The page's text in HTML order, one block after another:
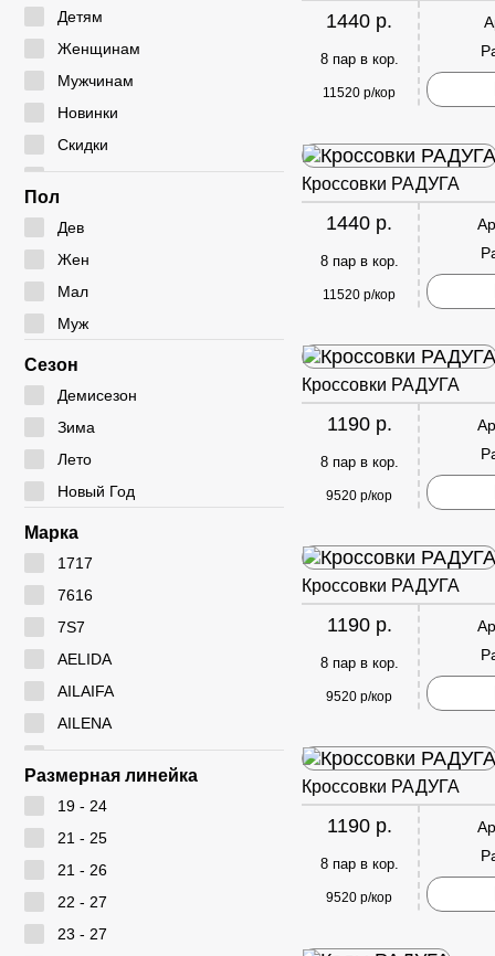
Сабо
Сандалии
Детям
Женщинам
Мужчинам
Новинки
Скидки
Сумки
Пол
Дев
Жен
Мал
Муж
Сезон
Демисезон
Зима
Лето
Новый Год
Марка
1717
7616
7S7
AELIDA
AILAIFA
AILENA
Ameiyida
AOWEI
Размерная линейка
19 - 24
21 - 25
21 - 26
22 - 27
23 - 27
1440 р.
8 пар в кор.
11520 р/кор
Кроссовки РАДУГА
1440 р.
8 пар в кор.
11520 р/кор
Кроссовки РАДУГА
1190 р.
8 пар в кор.
9520 р/кор
Кроссовки РАДУГА
1190 р.
8 пар в кор.
9520 р/кор
Кроссовки РАДУГА
1190 р.
8 пар в кор.
9520 р/кор